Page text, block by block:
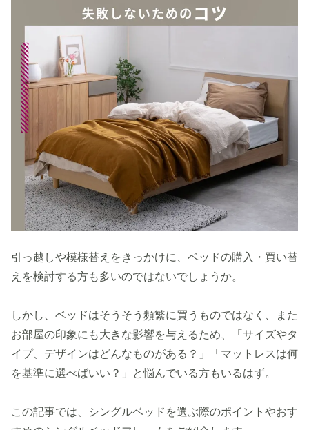
引っ越しや模様替えをきっかけに、ベッドの購入・買い替
えを検討する方も多いのではないでしょうか。
しかし、ベッドはそうそう頻繁に買うものではなく、また
お部屋の印象にも大きな影響を与えるため、「サイズやタ
イプ、デザインはどんなものがある？」「マットレスは何
を基準に選べばいい？」と悩んでいる方もいるはず。
この記事では、シングルベッドを選ぶ際のポイントやおす